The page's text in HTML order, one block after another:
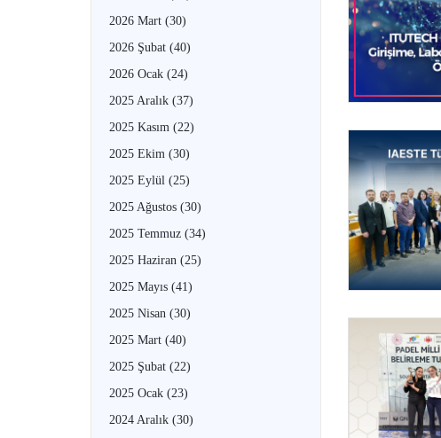
2026 Mart (30)
2026 Şubat (40)
2026 Ocak (24)
2025 Aralık (37)
2025 Kasım (22)
2025 Ekim (30)
2025 Eylül (25)
2025 Ağustos (30)
2025 Temmuz (34)
2025 Haziran (25)
2025 Mayıs (41)
2025 Nisan (30)
2025 Mart (40)
2025 Şubat (22)
2025 Ocak (23)
2024 Aralık (30)